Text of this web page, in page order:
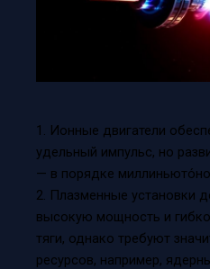
1. Ионные двигатели
удельный импульс, но
— в порядке
2. Плазменные установки
высокую мощность и
тяги, однако требуют
ресурсов, например,